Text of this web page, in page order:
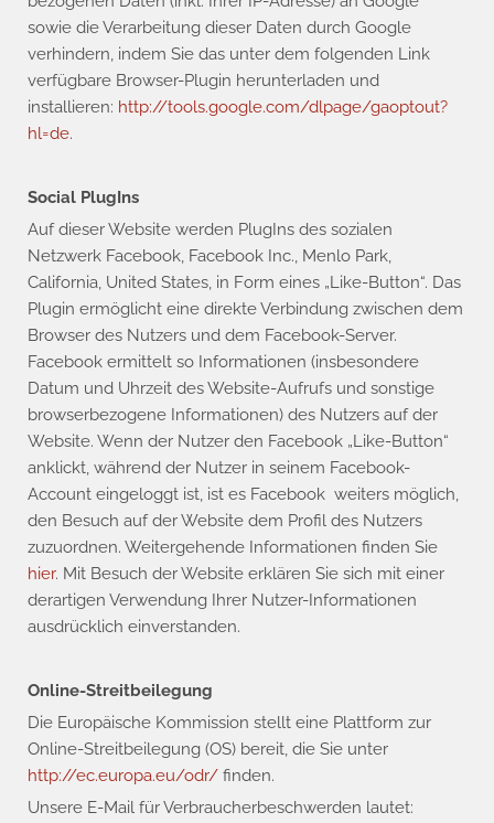
sowie die Verarbeitung dieser Daten durch Google
verhindern, indem Sie das unter dem folgenden Link
verfügbare Browser-Plugin herunterladen und
installieren: http://tools.google.com/dlpage/gaoptout?
hl=de.
Social PlugIns
Auf dieser Website werden PlugIns des sozialen
Netzwerk Facebook, Facebook Inc., Menlo Park,
California, United States, in Form eines „Like-Button“. Das
Plugin ermöglicht eine direkte Verbindung zwischen dem
Browser des Nutzers und dem Facebook-Server.
Facebook ermittelt so Informationen (insbesondere
Datum und Uhrzeit des Website-Aufrufs und sonstige
browserbezogene Informationen) des Nutzers auf der
Website. Wenn der Nutzer den Facebook „Like-Button“
anklickt, während der Nutzer in seinem Facebook-
Account eingeloggt ist, ist es Facebook weiters möglich,
den Besuch auf der Website dem Profil des Nutzers
zuzuordnen. Weitergehende Informationen finden Sie
hier. Mit Besuch der Website erklären Sie sich mit einer
derartigen Verwendung Ihrer Nutzer-Informationen
ausdrücklich einverstanden.
Online-Streitbeilegung
Die Europäische Kommission stellt eine Plattform zur
Online-Streitbeilegung (OS) bereit, die Sie unter
http://ec.europa.eu/odr/ finden.
Unsere E-Mail für Verbraucherbeschwerden lautet: